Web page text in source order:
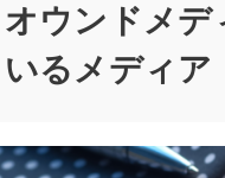
オウンドメデ
いるメディア